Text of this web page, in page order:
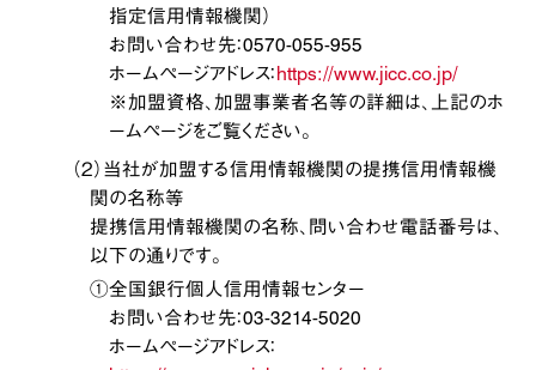
指定信用情報機関）
お問い合わせ先：0570-055-955
ホームページアドレス：https://www.jicc.co.jp/
※加盟資格、加盟事業者名等の詳細は、上記のホ
ームページをご覧ください。
（２）当社が加盟する信用情報機関の提携信用情報機
関の名称等
提携信用情報機関の名称、問い合わせ電話番号は、
以下の通りです。
①全国銀行個人信用情報センター
お問い合わせ先：03-3214-5020
ホームページアドレス：